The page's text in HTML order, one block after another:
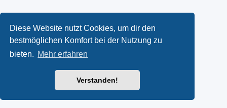
Diese Website nutzt Cookies, um dir den
bestmöglichen Komfort bei der Nutzung zu
bieten. Mehr erfahren
Verstanden!